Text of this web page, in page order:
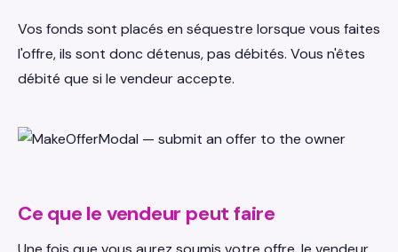
Vos fonds sont placés en séquestre lorsque vous faites
l'offre, ils sont donc détenus, pas débités. Vous n'êtes
débité que si le vendeur accepte.
Ce que le vendeur peut faire